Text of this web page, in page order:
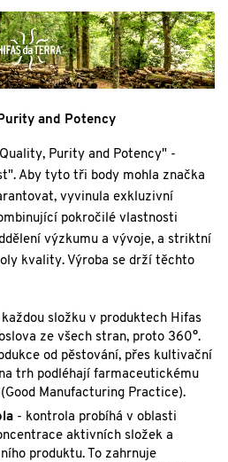
and Potency
Purity and Potency" -
Aby tyto tři body mohla značka
vyvinula exkluzivní
pokročilé vlastnosti
výzkumu a vývoje, a striktní
kvality. Výroba se drží těchto
každou složku v produktech Hifas
ze všech stran, proto 360°.
od pěstování, přes kultivační
trh podléhají farmaceutickému
Manufacturing Practice).
- kontrola probíhá v oblasti
aktivních složek a
produktu. To zahrnuje